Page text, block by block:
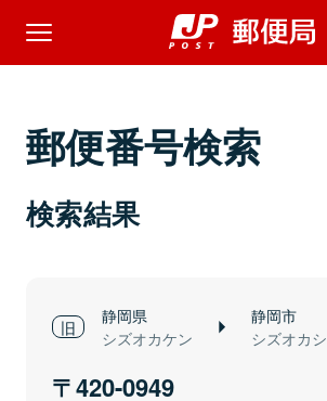
郵便番号検索
検索結果
静岡県
シズオカケン
静岡市
シズオカシ
420-0949